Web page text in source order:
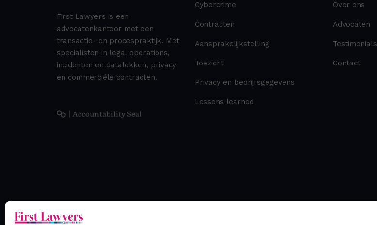
First Lawyers is een
advocatenkantoor met een
transactie- en procespraktijk. Met
specialisten in legal operations,
incidenten en datalekken, privacy
en commerciële contracten.
Cybercrime
Contracten
Aansprakelijkstelling
Toezicht
Privacy en bedrijfsgegevens
Lessons learned
Over ons
Advocaten
Testimonials
Contact